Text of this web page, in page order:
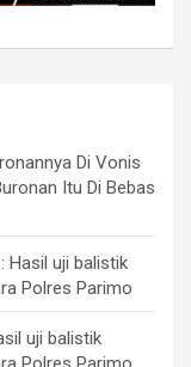
Di Vonis
Itu Di Bebas
Hasil uji balistik
Polres Parimo
uji balistik